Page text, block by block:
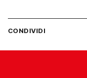
CONDIVIDI